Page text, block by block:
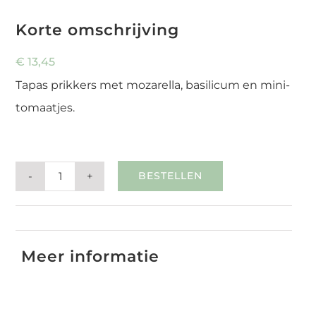
Korte omschrijving
€ 13,45
Tapas prikkers met mozarella, basilicum en mini-
tomaatjes.
caprese
aantal
BESTELLEN
Meer informatie